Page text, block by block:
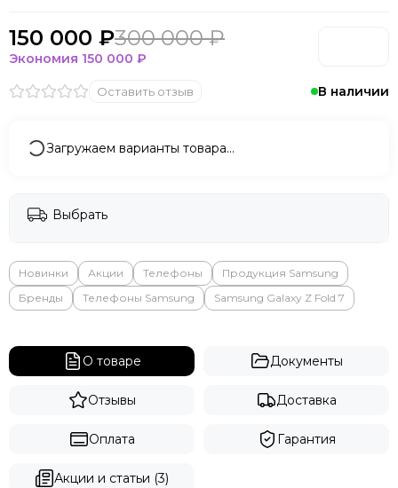
POCO
Sony
Valve
Whoop
ZTE
В наличии
Оставить отзыв
150 000 ₽300 000 ₽
Экономия 150 000 ₽
Загружаем варианты товара…
Выбрать
Новинки Акции Телефоны
Продукция Samsung
Бренды
Телефоны Samsung Samsung Galaxy Z Fold 7
О товаре Документы
Отзывы Доставка
Оплата Гарантия
Акции и статьи (3)